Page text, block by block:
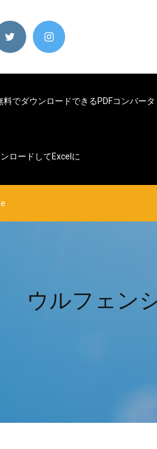
料でダウンロードできるPDFコンバータ
ロードしてExcelに
ウルフェン